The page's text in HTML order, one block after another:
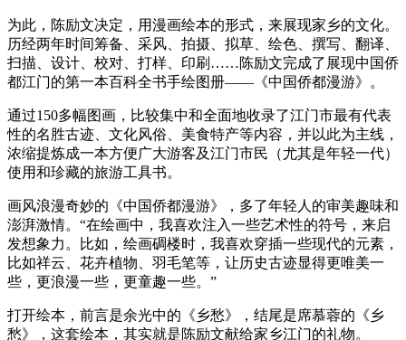
为此，陈励文决定，用漫画绘本的形式，来展现家乡的文化。
历经两年时间筹备、采风、拍摄、拟草、绘色、撰写、翻译、
扫描、设计、校对、打样、印刷……陈励文完成了展现中国侨
都江门的第一本百科全书手绘图册——《中国侨都漫游》。
通过150多幅图画，比较集中和全面地收录了江门市最有代表
性的名胜古迹、文化风俗、美食特产等内容，并以此为主线，
浓缩提炼成一本方便广大游客及江门市民（尤其是年轻一代）
使用和珍藏的旅游工具书。
画风浪漫奇妙的《中国侨都漫游》，多了年轻人的审美趣味和
澎湃激情。“在绘画中，我喜欢注入一些艺术性的符号，来启
发想象力。比如，绘画碉楼时，我喜欢穿插一些现代的元素，
比如祥云、花卉植物、羽毛笔等，让历史古迹显得更唯美一
些，更浪漫一些，更童趣一些。”
打开绘本，前言是余光中的《乡愁》，结尾是席慕蓉的《乡
愁》，这套绘本，其实就是陈励文献给家乡江门的礼物。